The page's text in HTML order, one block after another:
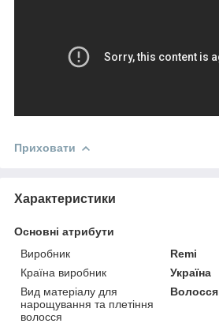
Приховати
Характеристики
Основні атрибути
Виробник
Remi
Країна виробник
Україна
Вид матеріалу для
нарощування та плетіння
волосся
Волосся